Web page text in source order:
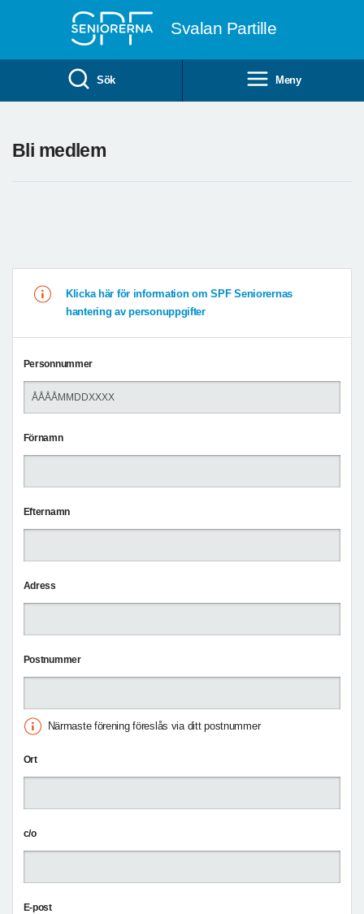
Svalan Partille
Sök Meny
Bli medlem
Klicka här för information om SPF Seniorernas
hantering av personuppgifter
Personnummer
Förnamn
Efternamn
Adress
Postnummer
Närmaste förening föreslås via ditt postnummer
Ort
c/o
E-post